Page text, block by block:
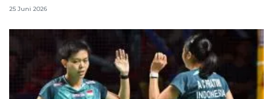
25 Juni 2026